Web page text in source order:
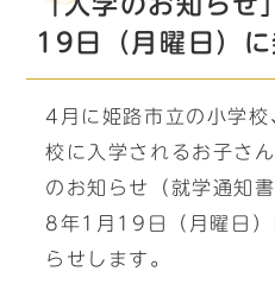
19日（月曜日）に
4月に姫路市立の小学
校に入学されるお子さ
のお知らせ（就学通知
8年1月19日（月曜日）
らせします。